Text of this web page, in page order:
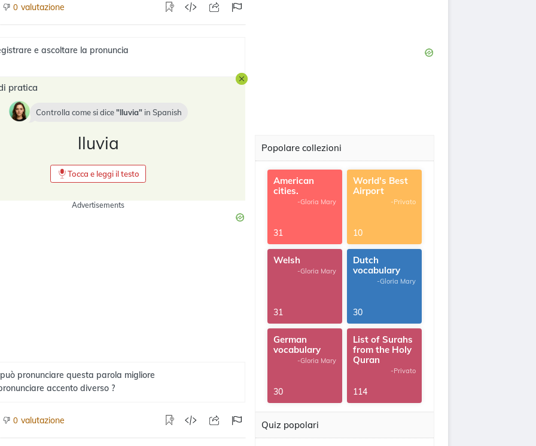
0 valutazione
e ascoltare la pronuncia
pratica
Controlla come si dice lluvia in Spanish
lluvia
Tocca e leggi il testo
Advertisements
pronunciare questa parola migliore
accento diverso ?
0 valutazione
Popolare collezioni
American
cities.
-Gloria Mary
31
World's Best
Airport
-Privato
10
Welsh
-Gloria Mary
31
Dutch
vocabulary
-Gloria Mary
30
German
vocabulary
-Gloria Mary
30
List of Surahs
from the Holy
Quran
-Privato
114
Quiz popolari